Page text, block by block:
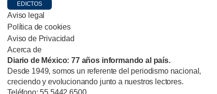
EDICTOS
Aviso legal
Política de cookies
Aviso de Privacidad
Acerca de
Diario de México: 77 años informando al país.
Desde 1949, somos un referente del periodismo nacional,
creciendo y evolucionando junto a nuestros lectores.